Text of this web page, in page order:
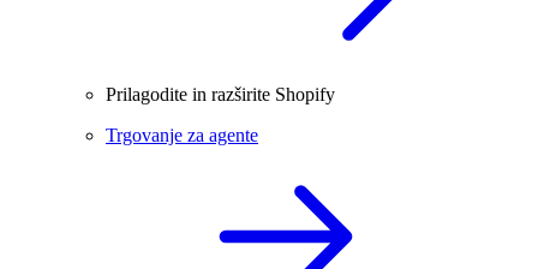
Prilagodite in razširite Shopify
Trgovanje za agente